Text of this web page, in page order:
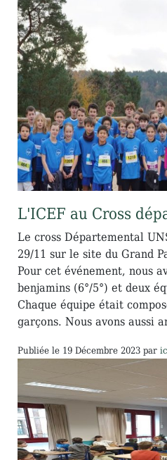
L'ICEF au Cross
Le cross Départemental
29/11 sur le site du Grand
Pour cet événement, nous
benjamins (6°/5°) et deux
Chaque équipe était
garçons. Nous avons aussi
Publiée le 19 Décembre 2023 par